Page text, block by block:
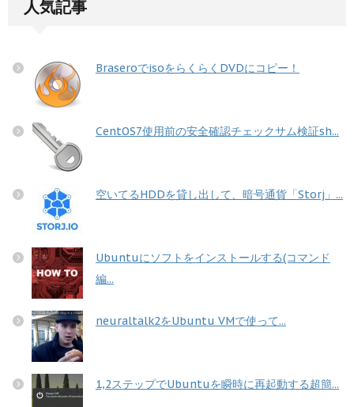
人気記事
BraseroでisoをらくらくDVDにコピー！
CentOS7使用前の安全確認チェックサム検証sh...
空いてるHDDを貸し出して、暗号通貨「Storj」...
Ubuntuにソフトをインストールする(コマンド
編...
neuraltalk2をUbuntu VMで使って...
1,2ステップでUbuntuを瞬時に再起動する超簡...